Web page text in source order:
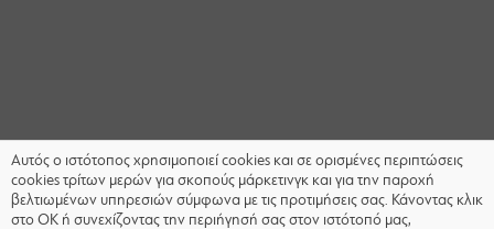
Αυτός ο ιστότοπος χρησιμοποιεί cookies και σε ορισμένες περιπτώσεις
cookies τρίτων μερών για σκοπούς μάρκετινγκ και για την παροχή
βελτιωμένων υπηρεσιών σύμφωνα με τις προτιμήσεις σας. Κάνοντας κλικ
στο OK ή συνεχίζοντας την περιήγησή σας στον ιστότοπό μας,